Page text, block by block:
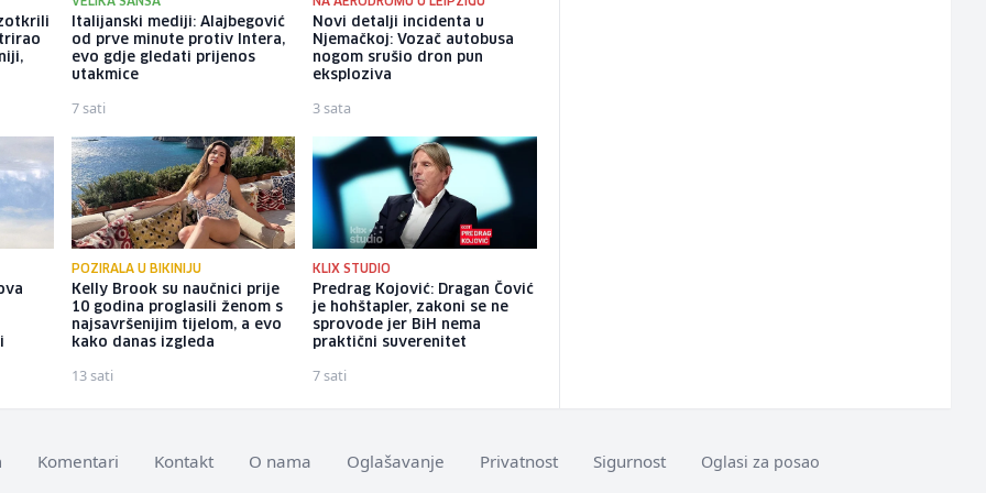
Italijanski mediji: Alajbegović
od prve minute protiv Intera,
evo gdje gledati prijenos
utakmice
7 sati
Novi detalji incidenta u
Njemačkoj: Vozač autobusa
nogom srušio dron pun
eksploziva
3 sata
POZIRALA U BIKINIJU
Kelly Brook su naučnici prije
10 godina proglasili ženom s
najsavršenijim tijelom, a evo
kako danas izgleda
13 sati
KLIX STUDIO
Predrag Kojović: Dragan Čović
je hohštapler, zakoni se ne
sprovode jer BiH nema
praktični suverenitet
7 sati
Komentari Kontakt O nama Oglašavanje Privatnost Sigurnost Oglasi za posao